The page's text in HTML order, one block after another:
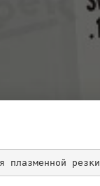
плазменной резки